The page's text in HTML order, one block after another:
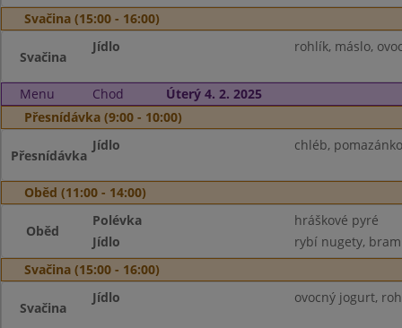
Svačina (15:00 - 16:00)
Svačina
Jídlo rohlík, máslo,
Menu Chod
Úterý 4. 2. 2025
Přesnídávka (9:00 - 10:00)
Přesnídávka
Jídlo chléb,
Oběd (11:00 - 14:00)
Oběd
Polévka
hráškové pyré
Jídlo
rybí nugety,
Svačina (15:00 - 16:00)
Svačina
Jídlo ovocný jogurt,